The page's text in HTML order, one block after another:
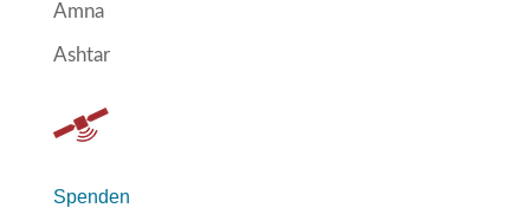
Amna
Ashtar
Spenden